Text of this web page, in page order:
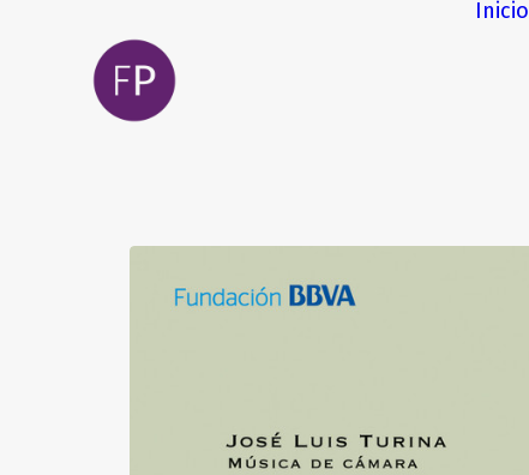
Inicio